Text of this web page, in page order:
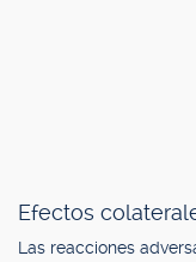
Efectos
Las reacciones